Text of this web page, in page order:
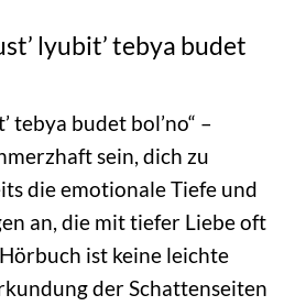
lyubit’ tebya budet
tebya budet bol’no“ –
sein, dich zu
die emotionale Tiefe und
an, die mit tiefer Liebe oft
ist keine leichte
der Schattenseiten